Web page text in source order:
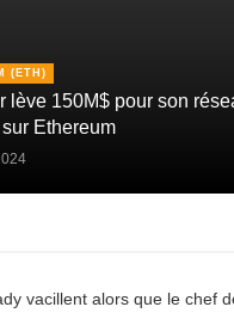
(ETH)
lève 150M$ pour son
Ethereum
vacillent alors que le chef